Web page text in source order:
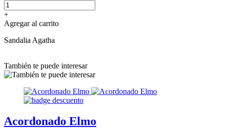
+
Agregar al carrito
Sandalia Agatha
También te puede interesar
Acordonado Elmo